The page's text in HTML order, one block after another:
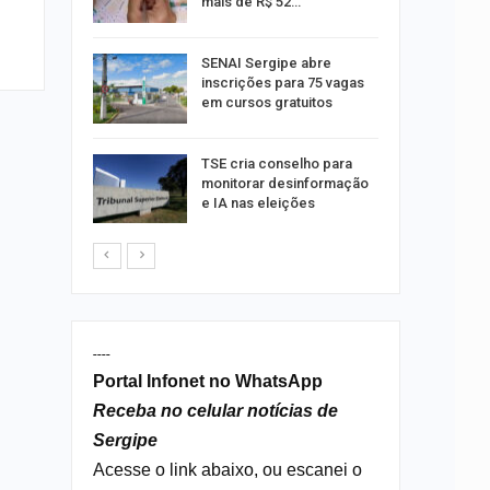
SENAI Sergipe abre
inscrições para 75 vagas
em cursos gratuitos
TSE cria conselho para
monitorar desinformação
e IA nas eleições
----
Portal Infonet no WhatsApp
Receba no celular notícias de
Sergipe
Acesse o link abaixo, ou escanei o